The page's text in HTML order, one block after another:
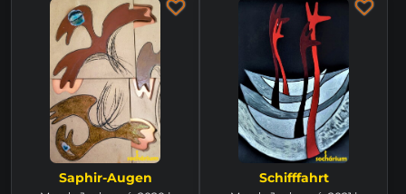
Saphir-Augen Schifffahrt